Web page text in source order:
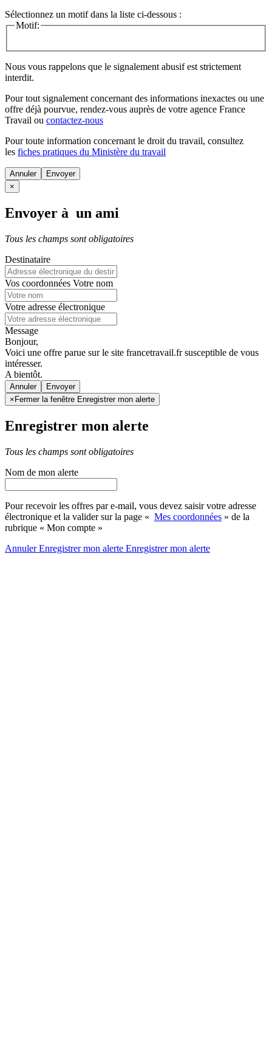
Sélectionnez un motif dans la liste ci-dessous :
Motif:
Nous vous rappelons que le signalement abusif est strictement
interdit.
Pour tout signalement concernant des informations inexactes ou une
offre déjà pourvue, rendez-vous auprès de votre agence France
Travail ou contactez-nous
Pour toute information concernant le droit du travail, consultez
les fiches pratiques du Ministère du travail
Annuler
×
Envoyer à un ami
Tous les champs sont obligatoires
Destinataire
Vos coordonnées Votre nom
Votre adresse électronique
Message
Bonjour,
Voici une offre parue sur le site francetravail.fr susceptible de vous
intéresser.
A bientôt.
Annuler
× Fermer la fenêtre Enregistrer mon alerte
Enregistrer mon alerte
Tous les champs sont obligatoires
Nom de mon alerte
Pour recevoir les offres par e-mail, vous devez saisir votre adresse
électronique et la valider sur la page « Mes coordonnées » de la
rubrique « Mon compte »
AnnulerEnregistrer mon alerte Enregistrermon alerte